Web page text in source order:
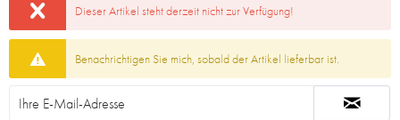
Dieser Artikel steht derzeit nicht zur Verfügung!
Benachrichtigen Sie mich, sobald der Artikel lieferbar ist.